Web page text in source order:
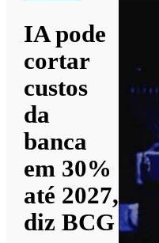
IA pode
cortar
custos
da
banca
em 30%
até 2027,
diz BCG